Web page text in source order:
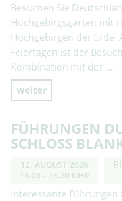
Besuchen Sie
Hochgebirgsgarten mit
Hochgebirgen der Erde.
Feiertagen ist der
Kombination mit der …
weiter
FÜHRUNGEN
CHLOSS
12. AUGUST 2026
14.00 - 15.20 UHR
Interessante Führungen